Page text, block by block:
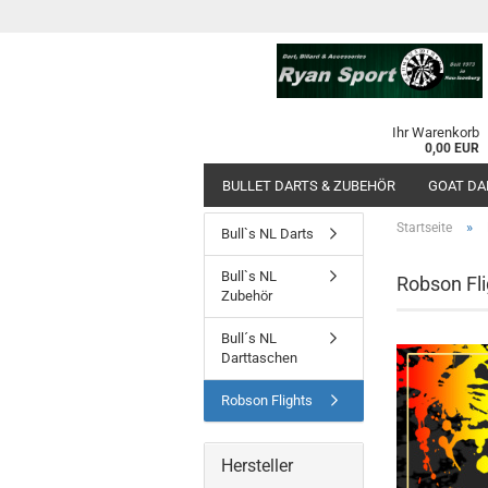
Ihr Warenkorb
0,00 EUR
BULLET DARTS & ZUBEHÖR GOAT
Startseite »
Robson
Bull`s NL Darts
Bull`s NL
Zubehör
Bull´s NL
Darttaschen
Robson Flights
Hersteller